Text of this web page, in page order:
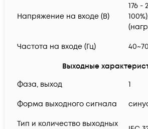
Напряжение на входе (В)
176 -
Частота на входе (Гц) 40~70
Выходные
Фаза, выход
1
Форма выходного сигнала
Тип и количество выходных